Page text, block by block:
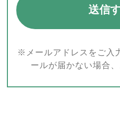
※メールアドレスをご入
ールが届かない場合